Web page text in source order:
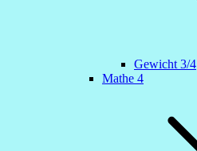
Gewicht 3/4
Mathe 4